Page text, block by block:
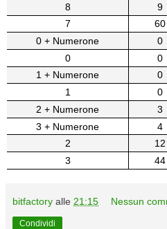
8
9
7
60
0 + Numerone
0
0
0
1 + Numerone
0
1
0
2 + Numerone
3
3 + Numerone
4
2
12
3
44
bitfactory alle 21:15 Nessun
Condividi